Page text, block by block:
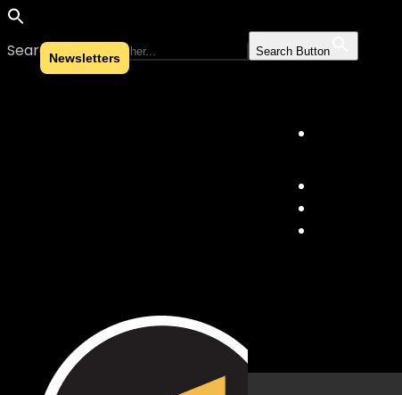
Search for: Search Button
Skip to content
Newsletters